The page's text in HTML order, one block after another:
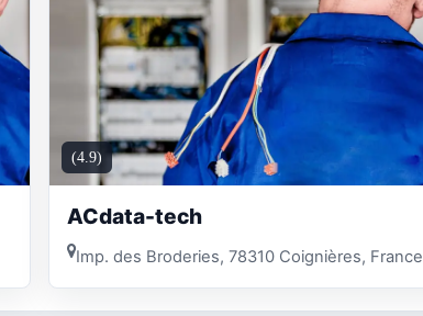
(4.9)
ACdata-tech
Imp. des Broderies, 78310 Coignières, France